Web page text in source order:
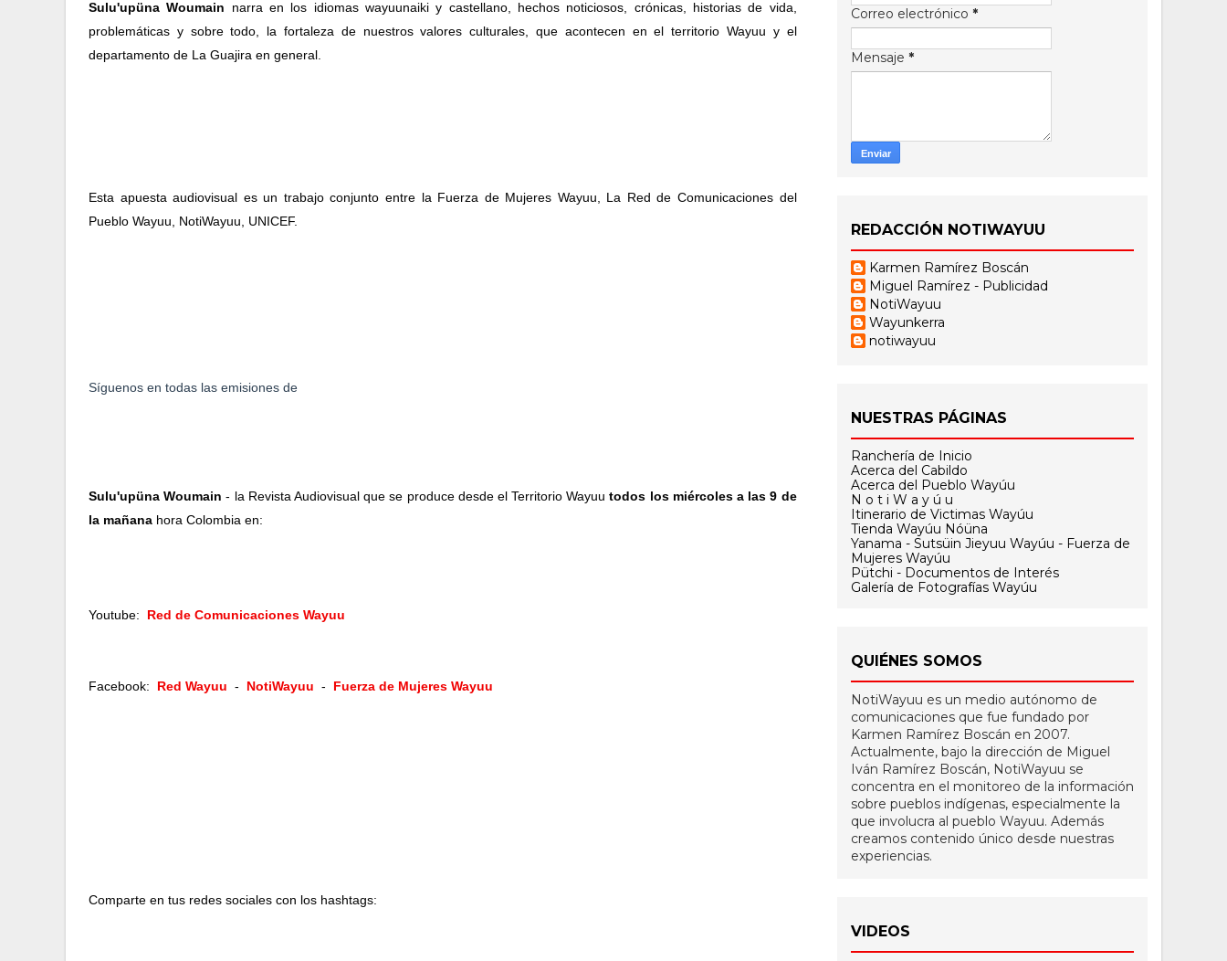
Sulu'upüna Woumain narra en los idiomas wayuunaiki y castellano, hechos noticiosos, crónicas, historias de vida,
problemáticas y sobre todo, la fortaleza de nuestros valores culturales, que acontecen en el territorio Wayuu y el
departamento de La Guajira en general.
Esta apuesta audiovisual es un trabajo conjunto entre la Fuerza de Mujeres Wayuu, La Red de Comunicaciones del
Pueblo Wayuu, NotiWayuu, UNICEF.
Síguenos en todas las emisiones de
Sulu'upüna Woumain - la Revista Audiovisual que se produce desde el Territorio Wayuu todos los miércoles a las 9 de
la mañana hora Colombia en:
Youtube: Red de Comunicaciones Wayuu
Facebook: Red Wayuu
  -
NotiWayuu
  -
Fuerza de Mujeres Wayuu
Comparte en tus redes sociales con los hashtags:
Correo electrónico *
Mensaje *
REDACCIÓN NOTIWAYUU
Karmen Ramírez Boscán
Miguel Ramírez - Publicidad
NotiWayuu
Wayunkerra
notiwayuu
NUESTRAS PÁGINAS
Ranchería de Inicio
Acerca del Cabildo
Acerca del Pueblo Wayúu
N o t i W a y ú u
Itinerario de Victimas Wayúu
Tienda Wayúu Nóüna
Yanama - Sutsüin Jieyuu Wayúu - Fuerza de
Mujeres Wayúu
Pütchi - Documentos de Interés
Galería de Fotografías Wayúu
QUIÉNES SOMOS
NotiWayuu es un medio autónomo de
comunicaciones que fue fundado por
Karmen Ramírez Boscán en 2007.
Actualmente, bajo la dirección de Miguel
Iván Ramírez Boscán, NotiWayuu se
concentra en el monitoreo de la información
sobre pueblos indígenas, especialmente la
que involucra al pueblo Wayuu. Además
creamos contenido único desde nuestras
experiencias.
VIDEOS